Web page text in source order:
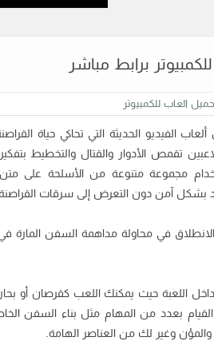
العاب للكمبيوتر
الفيديو الحديثة التي تحاكي حياة
تقمص الأدوار والقتال والتخطيط
مجموعة متنوعة من الأسلحة على
بلد بشكل آمن دون التعرض إلى سرقات
في محاولة مداهمة السفن المارة
اللعبة حيث يمكنك اللعب كقرصان أو بحار
بعدد من المهام مثل بناء السفن
وغير لك من العناصر الهامة.